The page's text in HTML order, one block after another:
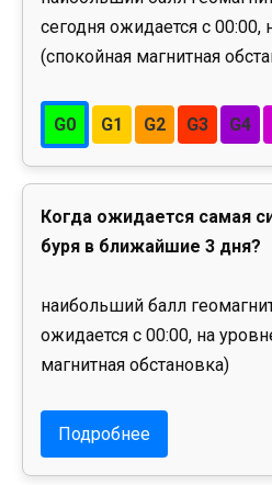
сегодня ожидается с 00:00,
(спокойная магнитная
G0 G1 G2 G3 G4
Когда ожидается самая
буря в ближайшие 3 дня?
наибольший балл
ожидается с 00:00, на
магнитная обстановка)
Подробнее